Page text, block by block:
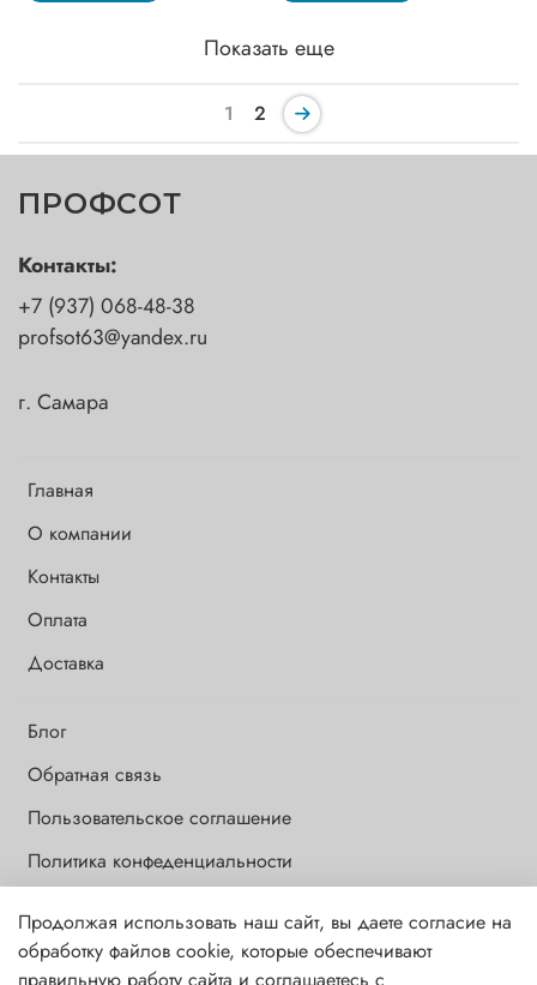
Показать еще
1 2
ПРОФСОТ
Главная
О компании
Контакты
Оплата
Доставка
Блог
Обратная связь
Пользовательское соглашение
Политика конфеденциальности
Контакты:
+7 (937) 068-48-38
profsot63@yandex.ru
г. Самара
Обращаем Ваше внимание на то, что данный интернет-сайт носит
исключительно информационный и ознакомительный характер и
Продолжая использовать наш сайт, вы даете согласие на
обработку файлов cookie, которые обеспечивают